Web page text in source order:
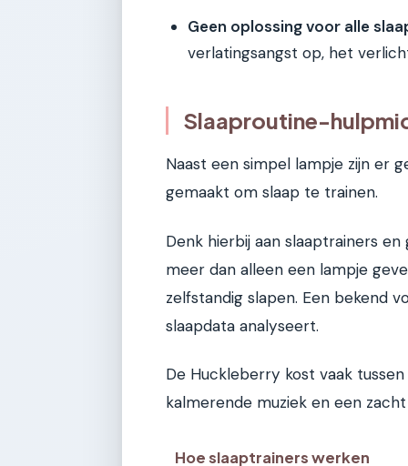
Geen oplossing voor alle
verlatingsangst op, het
Slaaproutine-
Naast een simpel lampje zijn er
gemaakt om slaap te trainen.
Denk hierbij aan slaaptrainers
meer dan alleen een lampje
zelfstandig slapen. Een bekend
slaapdata analyseert.
De Huckleberry kost vaak
kalmerende muziek en een
Hoe slaaptrainers werken